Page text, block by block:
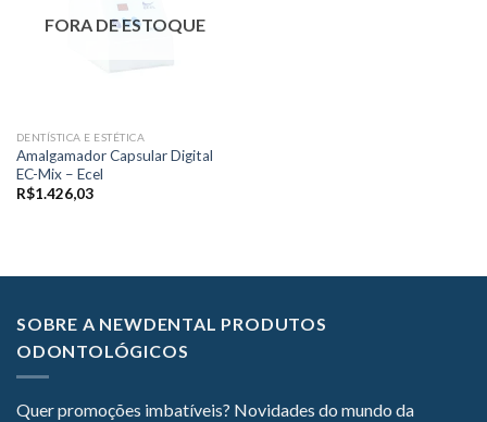
FORA DE ESTOQUE
DENTÍSTICA E ESTÉTICA
Amalgamador Capsular Digital
EC-Mix – Ecel
R$1.426,03
SOBRE A NEWDENTAL PRODUTOS
ODONTOLÓGICOS
Quer promoções imbatíveis? Novidades do mundo da